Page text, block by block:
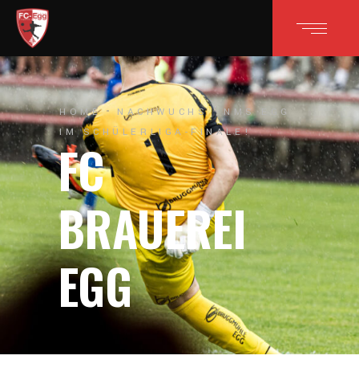
HOME NACHWUCHS
NMS EGG
IM SCHÜLERLIGA-FINALE!
FC
BRAUEREI
EGG